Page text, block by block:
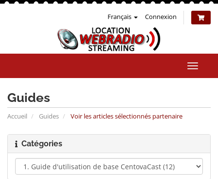
Français Connexion
la
Guides
Accueil Guides Voir les articles sélectionnés partenaire
Catégories